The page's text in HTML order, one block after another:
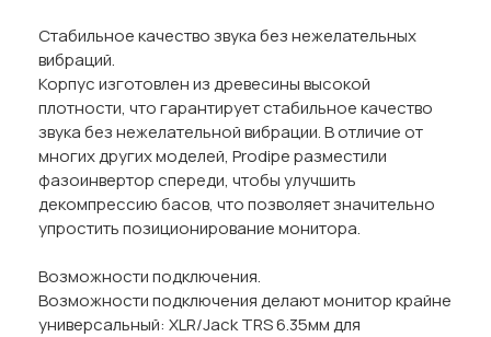
Стабильное качество звука без нежелательных
вибраций.
Корпус изготовлен из древесины высокой
плотности, что гарантирует стабильное качество
звука без нежелательной вибрации. В отличие от
многих других моделей, Prodipe разместили
фазоинвертор спереди, чтобы улучшить
декомпрессию басов, что позволяет значительно
упростить позиционирование монитора.
Возможности подключения.
Возможности подключения делают монитор крайне
универсальный: XLR/Jack TRS 6.35мм для